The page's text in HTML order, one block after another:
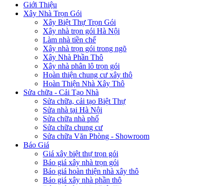
Giới Thiệu
Xây Nhà Trọn Gói
Xây Biệt Thự Trọn Gói
Xây nhà trọn gói Hà Nội
Làm nhà tiền chế
Xây nhà trọn gói trong ngõ
Xây Nhà Phần Thô
Xây nhà phân lô trọn gói
Hoàn thiện chung cư xây thô
Hoàn Thiện Nhà Xây Thô
Sửa chữa - Cải Tạo Nhà
Sửa chữa, cải tạo Biệt Thự
Sửa nhà tại Hà Nội
Sửa chữa nhà phố
Sửa chữa chung cư
Sửa chữa Văn Phòng - Showroom
Báo Giá
Giá xây biệt thự trọn gói
Báo giá xây nhà trọn gói
Báo giá hoàn thiện nhà xây thô
Báo giá xây nhà phần thô